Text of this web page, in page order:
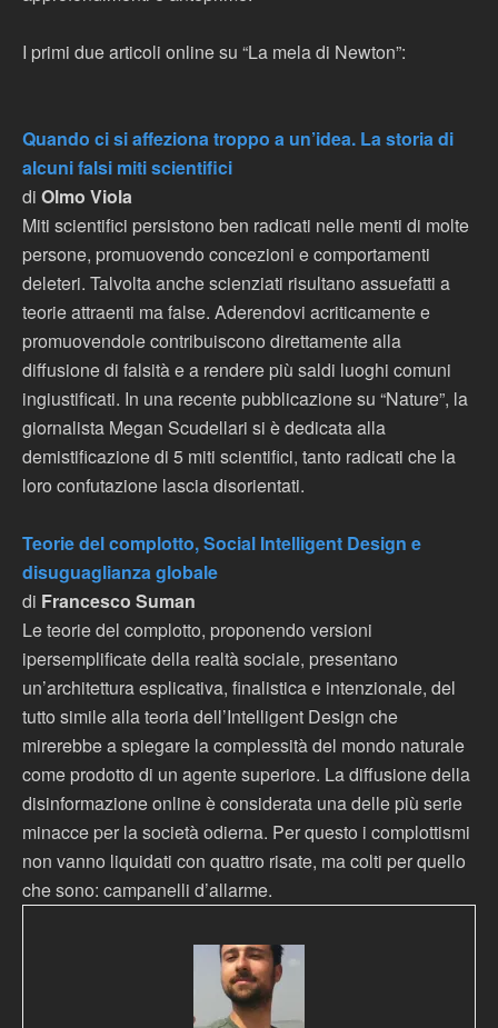
I primi due articoli online su “La mela di Newton”:
Quando ci si affeziona troppo a un’idea. La storia di
alcuni falsi miti scientifici
di Olmo Viola
Miti scientifici persistono ben radicati nelle menti di molte
persone, promuovendo concezioni e comportamenti
deleteri. Talvolta anche scienziati risultano assuefatti a
teorie attraenti ma false. Aderendovi acriticamente e
promuovendole contribuiscono direttamente alla
diffusione di falsità e a rendere più saldi luoghi comuni
ingiustificati. In una recente pubblicazione su “Nature”, la
giornalista Megan Scudellari si è dedicata alla
demistificazione di 5 miti scientifici, tanto radicati che la
loro confutazione lascia disorientati.
Teorie del complotto, Social Intelligent Design e
disuguaglianza globale
di Francesco Suman
Le teorie del complotto, proponendo versioni
ipersemplificate della realtà sociale, presentano
un’architettura esplicativa, finalistica e intenzionale, del
tutto simile alla teoria dell’Intelligent Design che
mirerebbe a spiegare la complessità del mondo naturale
come prodotto di un agente superiore. La diffusione della
disinformazione online è considerata una delle più serie
minacce per la società odierna. Per questo i complottismi
non vanno liquidati con quattro risate, ma colti per quello
che sono: campanelli d’allarme.